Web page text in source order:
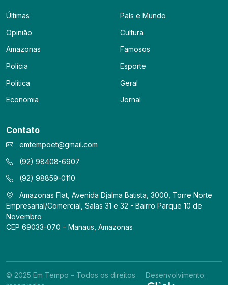
Últimas
Opinião
Amazonas
Polícia
Política
Economia
País e Mundo
Cultura
Famosos
Esporte
Geral
Jornal
Contato
emtempoet@gmail.com
(92) 98408-6907
(92) 98859-0110
Amazonas Flat, Avenida Djalma Batista, 3000, Torre Norte
Empresarial/Comercial, Salas 31 e 32 - Bairro Parque 10 de
Novembro
CEP 69033-070 – Manaus, Amazonas
© 2025 Em Tempo – Todos os direitos
Desenvolvimento: